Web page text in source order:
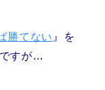
勝てない 』を
すが…